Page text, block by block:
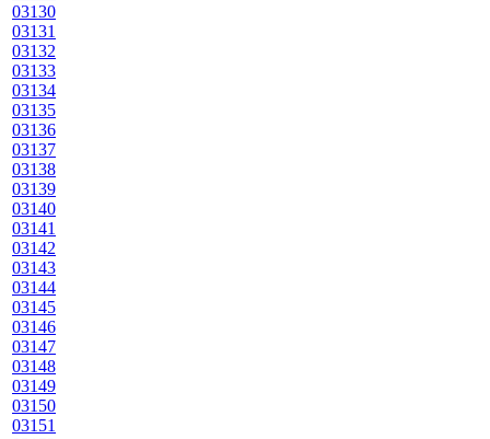
03130
03131
03132
03133
03134
03135
03136
03137
03138
03139
03140
03141
03142
03143
03144
03145
03146
03147
03148
03149
03150
03151